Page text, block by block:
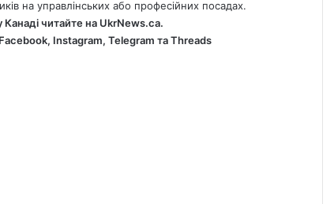
на управлінських або професійних посадах.
Канаді читайте на UkrNews.ca.
Facebook, Instagram, Telegram таThreads